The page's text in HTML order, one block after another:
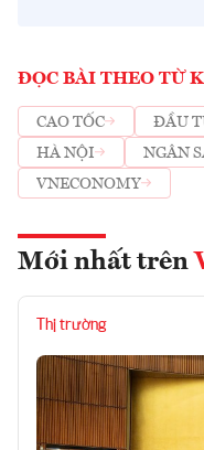
ĐỌC BÀI THEO TỪ
CAO TỐC ĐẦU
HÀ NỘI
NGÂN
VNECONOMY
Mới nhất trên
Thị trường